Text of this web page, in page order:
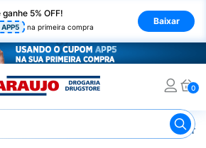
5% OFF!
APP5 na primeira compra
Baixar
0